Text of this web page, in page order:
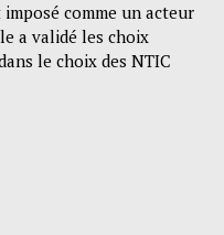
imposé comme un acteur
a validé les choix
le choix des NTIC